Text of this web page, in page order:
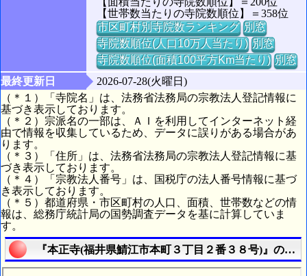
【世帯数当たりの寺院数順位】＝358位
市区町村別寺院数ランキング 別窓
寺院数順位(人口10万人当たり) 別窓
寺院数順位(面積100平方Km当たり) 別窓
最終更新日
2026-07-28(火曜日)
（＊１）「寺院名」は、法務省法務局の宗教法人登記情報に
基づき表示しております。
（＊２）宗派名の一部は、ＡＩを利用してインターネット経
由で情報を収集しているため、データに誤りがある場合があ
ります。
（＊３）「住所」は、法務省法務局の宗教法人登記情報に基
づき表示しております。
（＊４）「宗教法人番号」は、国税庁の法人番号情報に基づ
き表示しております。
（＊５）都道府県・市区町村の人口、面積、世帯数などの情
報は、総務庁統計局の国勢調査データを基に計算していま
す。
『本正寺(福井県鯖江市本町３丁目２番３８号)』の航